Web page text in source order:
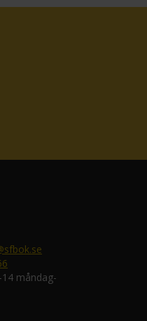
måndag-